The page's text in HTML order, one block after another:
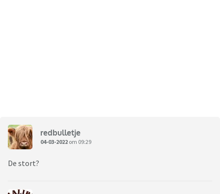
redbulletje
04-03-2022 om 09:29
De stort?